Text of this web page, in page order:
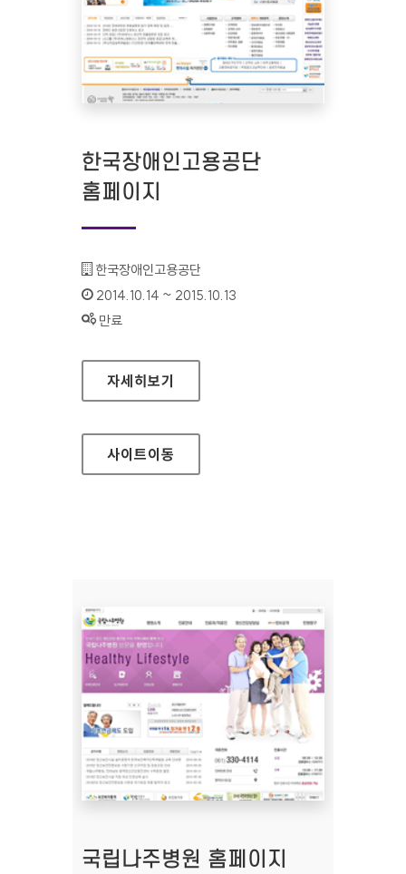
한국장애인고용공단
홈페이지
기관명 :
한국장애인고용공단
인증기간 :
2014.10.14 ~ 2015.10.13
상태 :
만료
한국장애인고용공단 홈페이지
자세히보기
사이트이동
국립나주병원 홈페이지